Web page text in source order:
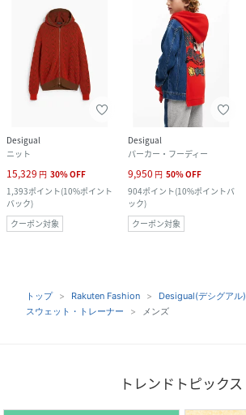
Desigual
ニット
15,329 円 30%OFF
1,393ポイント(10%ポイント
バック)
クーポン対象
Desigual
パーカー・フーディー
9,950 円 50%OFF
904ポイント(10%ポイントバ
ック)
クーポン対象
トップ Rakuten Fashion Desigual(デシグアル)
スウェット・トレーナー
メンズ
トレンドトピックス